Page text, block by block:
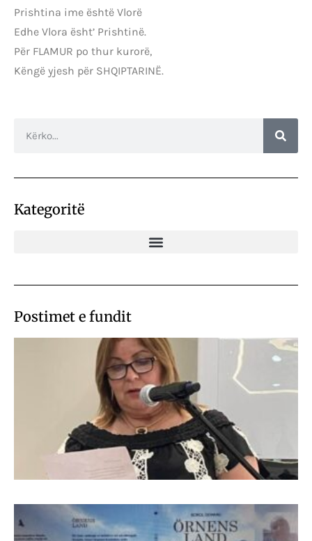
Prishtina ime është Vlorë
Edhe Vlora ësht’ Prishtinë.
Për FLAMUR po thur kurorë,
Këngë yjesh për SHQIPTARINË.
Kategoritë
Postimet e fundit